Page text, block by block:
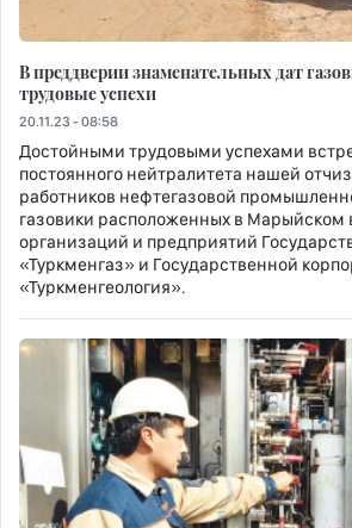
В преддверии знаменательных дат
трудовые успехи
20.11.23 - 08:58
Достойными трудовыми успехами
постоянного нейтралитета нашей
работников нефтегазовой
газовики расположенных в Марыйском
организаций и предприятий
«Туркменгаз» и Государственной
«Туркменгеология».